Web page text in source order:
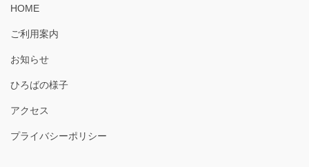
HOME
ご利用案内
お知らせ
ひろばの様子
アクセス
プライバシーポリシー